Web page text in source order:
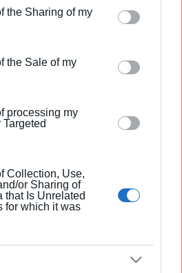
app uses one or more
gather and store information
to grant or deny consent to
tags to use your data for
the Sharing of my
the Sale of my
processing my
Collection, Use,
or Sharing of
that Is Unrelated
for which it was